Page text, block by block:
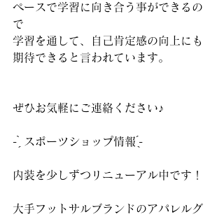
ペースで学習に向き合う事ができるの
で
学習を通して、自己肯定感の向上にも
期待できると言われています。
ぜひお気軽にご連絡ください♪
‪- ̗̀ スポーツショップ情報 ̖́-‬
内装を少しずつリニューアル中です！
大手フットサルブランドのアパレルグ